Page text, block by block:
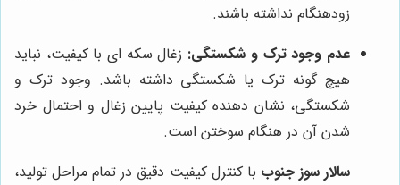
زودهنگام نداشته باشند.
عدم وجود ترک و شکستگی: زغال سکه ای با کیفیت، نباید
هیچ گونه ترک یا شکستگی داشته باشد. وجود ترک و
شکستگی، نشان دهنده کیفیت پایین زغال و احتمال خرد
شدن آن در هنگام سوختن است.
سالار سوز جنوب با کنترل کیفیت دقیق در تمام مراحل تولید،